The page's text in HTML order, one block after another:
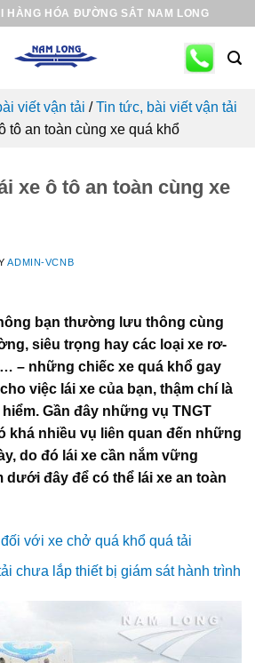
HÀNG HÓA ĐƯỜNG SẮT NAM LONG
viết vận tải /Tin tức, bài viết vận tải
tô an toàn cùng xe quá khổ
xe ô tô an toàn cùng xe
ADMIN-VCNB
bạn thường lưu thông cùng
siêu trọng hay các loại xe rơ-
– những chiếc xe quá khổ gay
việc lái xe của bạn, thậm chí là
Gần đây những vụ TNGT
khá nhiều vụ liên quan đến những
do đó lái xe cần nắm vững
đây để có thể lái xe an toàn
với xe chở quá khổ quá tải
chưa lắp thiết bị giám sát hành trình